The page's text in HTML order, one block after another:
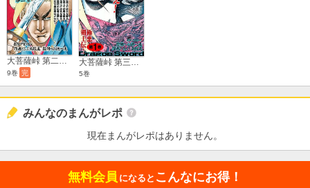
大菩薩峠 第二章 竜剣
9巻 完
大菩薩峠 第三章 竜剣
5巻
みんなのまんがレポ
現在まんがレポはありません。
無料会員 になると こんなにお得！